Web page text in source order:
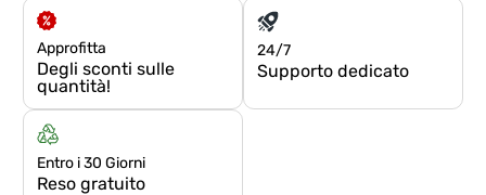
Approfitta
Degli sconti sulle
quantità!
24/7
Supporto dedicato
Entro i 30 Giorni
Reso gratuito